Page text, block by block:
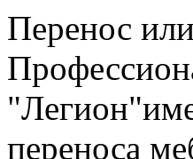
Перенос
переноса